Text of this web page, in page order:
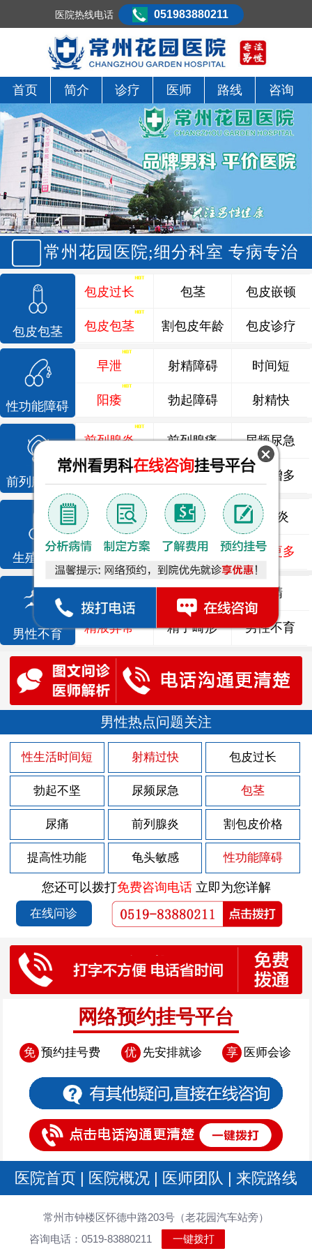
首页 简介 诊疗 医师 路线 咨询
常州花园医院;细分科室 专病专治
包皮包茎
包皮过长
包皮包茎
包茎
割包皮年龄
包皮嵌顿
包皮诊疗
性功能障碍
早泄
阳痿
射精障碍
勃起障碍
时间短
射精快
前列腺疾病
前列腺炎 前列腺痛 尿频尿急
前列腺增生 排尿不畅 夜尿增多
生殖感染
龟头炎 睾丸炎 尿道炎
尿相关 泌尿感染 了解更多
男性不育
死精 少精 弱精
精液异常 精子畸形 男性不育
男性热点问题关注
性生活时间短 射精过快 包皮过长
勃起不坚 尿频尿急 包茎
尿痛 前列腺炎 割包皮价格
提高性功能 龟头敏感 性功能障碍
您还可以拨打免费咨询电话立即为您详解
在线问诊
网络预约挂号平台
免 预约挂号费 优 先安排就诊 享 医师会诊
医院首页 | 医院概况 | 医师团队 | 来院路线
常州市钟楼区怀德中路203号（老花园汽车站旁）
咨询电话：0519-83880211
一键拨打
医院热线电话 051983880211